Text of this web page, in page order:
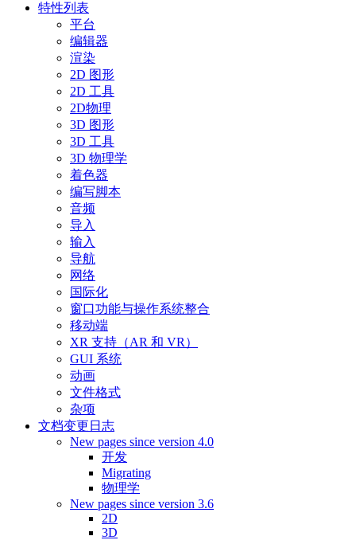
特性列表
平台
编辑器
渲染
2D 图形
2D 工具
2D物理
3D 图形
3D 工具
3D 物理学
着色器
编写脚本
音频
导入
输入
导航
网络
国际化
窗口功能与操作系统整合
移动端
XR 支持（AR 和 VR）
GUI 系统
动画
文件格式
杂项
文档变更日志
New pages since version 4.0
开发
Migrating
物理学
New pages since version 3.6
2D
3D